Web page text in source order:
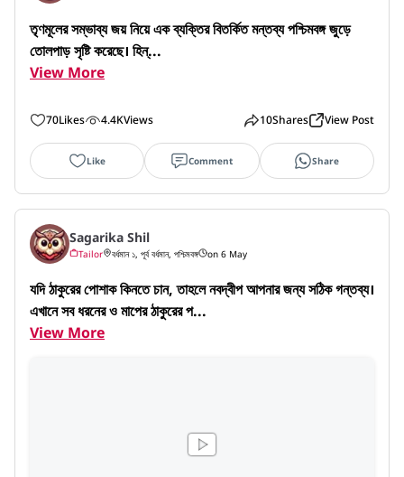
তৃণমূলের সম্ভাব্য জয় নিয়ে এক ব্যক্তির বিতর্কিত মন্তব্য পশ্চিমবঙ্গ জুড়ে
তোলপাড় সৃষ্টি করেছে। হিন্...
View More
70Likes 4.4KViews 10Shares View Post
Like Comment Share
Sagarika Shil
Tailor বর্ধমান ১, পূর্ব বর্ধমান, পশ্চিমবঙ্গ on 6 May
যদি ঠাকুরের পোশাক কিনতে চান, তাহলে নবদ্বীপ আপনার জন্য সঠিক গন্তব্য।
এখানে সব ধরনের ও মাপের ঠাকুরের প...
View More